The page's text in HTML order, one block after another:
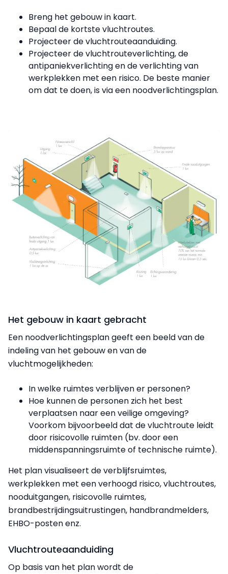
Breng het gebouw in kaart.
Bepaal de kortste vluchtroutes.
Projecteer de vluchtrouteaanduiding.
Projecteer de vluchtrouteverlichting, de
antipaniekverlichting en de verlichting van
werkplekken met een risico. De beste manier
om dat te doen, is via een noodverlichtingsplan.
Het gebouw in kaart gebracht
Een noodverlichtingsplan geeft een beeld van de
indeling van het gebouw en van de
vluchtmogelijkheden:
In welke ruimtes verblijven er personen?
Hoe kunnen de personen zich het best
verplaatsen naar een veilige omgeving?
Voorkom bijvoorbeeld dat de vluchtroute leidt
door risicovolle ruimten (bv. door een
middenspanningsruimte of technische ruimte).
Het plan visualiseert de verblijfsruimtes,
werkplekken met een verhoogd risico, vluchtroutes,
nooduitgangen, risicovolle ruimtes,
brandbestrijdingsuitrustingen, handbrandmelders,
EHBO-posten enz.
Vluchtrouteaanduiding
Op basis van het plan wordt de